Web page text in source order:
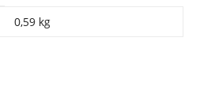
0,59 kg